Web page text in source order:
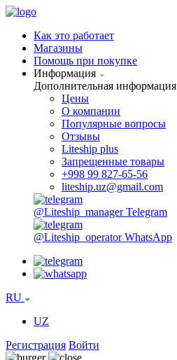
Как это работает
Магазины
Помощь при покупке
Информация
Дополнительная информация
Цены
О компании
Популярные вопросы
Отзывы
Liteship plus
Запрещенные товары
+998 99 827-65-56
liteship.uz@gmail.com
@Liteship_manager Telegram
@Liteship_operator WhatsApp
RU
UZ
Регистрация Войти